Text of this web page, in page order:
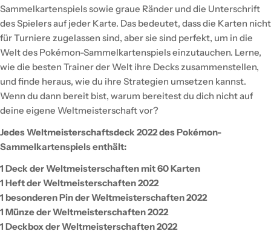
Sammelkartenspiels sowie graue Ränder und die Unterschrift
des Spielers auf jeder Karte. Das bedeutet, dass die Karten nicht
für Turniere zugelassen sind, aber sie sind perfekt, um in die
Welt des Pokémon-Sammelkartenspiels einzutauchen. Lerne,
wie die besten Trainer der Welt ihre Decks zusammenstellen,
und finde heraus, wie du ihre Strategien umsetzen kannst.
Wenn du dann bereit bist, warum bereitest du dich nicht auf
deine eigene Weltmeisterschaft vor?
Jedes Weltmeisterschaftsdeck 2022 des Pokémon-
Sammelkartenspiels enthält:
1 Deck der Weltmeisterschaften mit 60 Karten
1 Heft der Weltmeisterschaften 2022
1 besonderen Pin der Weltmeisterschaften 2022
1 Münze der Weltmeisterschaften 2022
1 Deckbox der Weltmeisterschaften 2022